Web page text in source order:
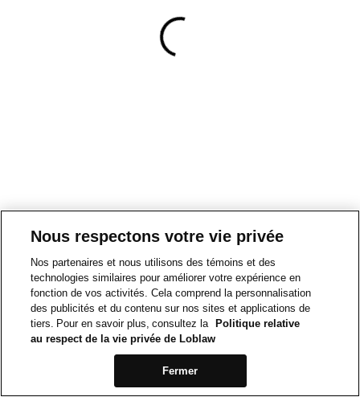
Nous respectons votre vie privée
Nos partenaires et nous utilisons des témoins et des
technologies similaires pour améliorer votre expérience en
fonction de vos activités. Cela comprend la personnalisation
des publicités et du contenu sur nos sites et applications de
tiers. Pour en savoir plus, consultez la
Politique relative
au respect de la vie privée de Loblaw
Fermer